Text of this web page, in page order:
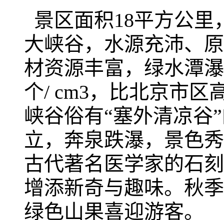
景区面积18平方公里
大峡谷，水源充沛、
材资源丰富，绿水潭
个/ cm3，比北京市区
峡谷俗有“塞外清凉谷
立，奔泉跌瀑，景色
古代著名医学家的石
增添新奇与趣味。秋
绿色山果喜迎游客。